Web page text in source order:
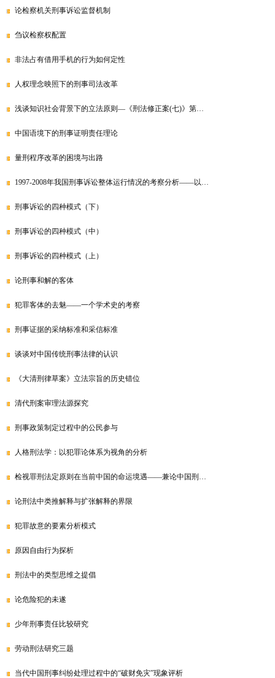
论检察机关刑事诉讼监督机制
刍议检察权配置
非法占有借用手机的行为如何定性
人权理念映照下的刑事司法改革
浅谈知识社会背景下的立法原则—《刑法修正案(七)》第…
中国语境下的刑事证明责任理论
量刑程序改革的困境与出路
1997-2008年我国刑事诉讼整体运行情况的考察分析——以…
刑事诉讼的四种模式（下）
刑事诉讼的四种模式（中）
刑事诉讼的四种模式（上）
论刑事和解的客体
犯罪客体的去魅——一个学术史的考察
刑事证据的采纳标准和采信标准
谈谈对中国传统刑事法律的认识
《大清刑律草案》立法宗旨的历史错位
清代刑案审理法源探究
刑事政策制定过程中的公民参与
人格刑法学：以犯罪论体系为视角的分析
检视罪刑法定原则在当前中国的命运境遇——兼论中国刑…
论刑法中类推解释与扩张解释的界限
犯罪故意的要素分析模式
原因自由行为探析
刑法中的类型思维之提倡
论危险犯的未遂
少年刑事责任比较研究
劳动刑法研究三题
当代中国刑事纠纷处理过程中的“破财免灾”现象评析